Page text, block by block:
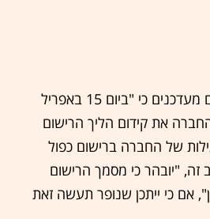
על פי הודעת החברה הם מעדכנים כי "ביום 15 באפריל
החברה את קידום הליך הרישום
של החברה ברישום כפול
"יובהר כי מסמך הרישום
אם כי ייתכן שנופר תעשה זאת